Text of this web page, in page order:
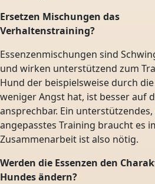
Ersetzen Mischungen das
Verhaltenstraining?
Essenzenmischungen sind
und wirken unterstützend zum
Hund der beispielsweise durch
weniger Angst hat, ist besser auf
ansprechbar. Ein
angepasstes Training braucht es
Zusammenarbeit ist also nötig.
Werden die Essenzen den
Hundes ändern?